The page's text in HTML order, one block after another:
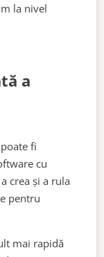
la nivel
a
poate fi
cu
crea și a rula
pentru
mai rapidă